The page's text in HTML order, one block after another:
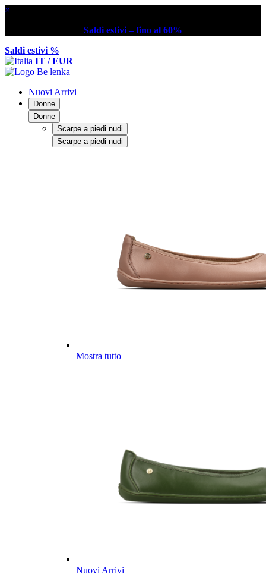
×
Saldi estivi – fino al 60%
Saldi estivi %
IT / EUR
Nuovi Arrivi
Donne
Donne
Scarpe a piedi nudi
Scarpe a piedi nudi
Mostra tutto
Nuovi Arrivi